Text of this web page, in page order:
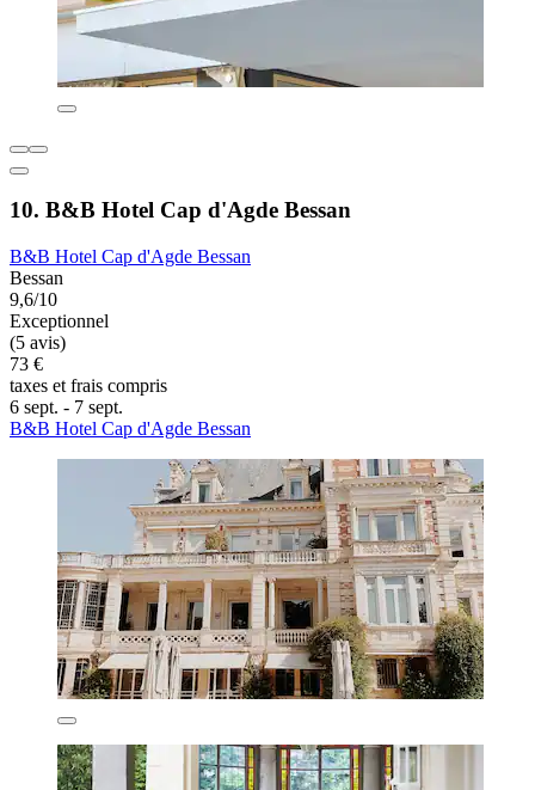
10. B&B Hotel Cap d'Agde Bessan
B&B Hotel Cap d'Agde Bessan
Exceptionnel
(5 avis)
taxes et frais compris
6 sept. - 7 sept.
B&B Hotel Cap d'Agde Bessan